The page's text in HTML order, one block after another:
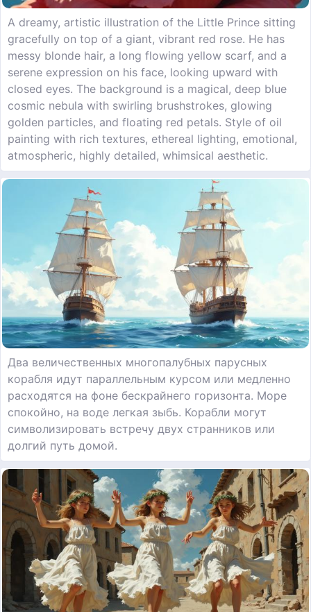
A dreamy, artistic illustration of the Little Prince sitting
gracefully on top of a giant, vibrant red rose. He has
messy blonde hair, a long flowing yellow scarf, and a
serene expression on his face, looking upward with
closed eyes. The background is a magical, deep blue
cosmic nebula with swirling brushstrokes, glowing
golden particles, and floating red petals. Style of oil
painting with rich textures, ethereal lighting, emotional,
atmospheric, highly detailed, whimsical aesthetic.
Два величественных многопалубных парусных
корабля идут параллельным курсом или медленно
расходятся на фоне бескрайнего горизонта. Море
спокойно, на воде легкая зыбь. Корабли могут
символизировать встречу двух странников или
долгий путь домой.